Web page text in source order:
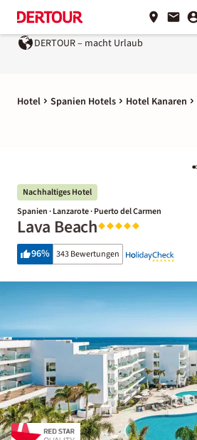
DERTOUR – macht Urlaub
Hotel Spanien Hotels Hotel Kanaren
Nachhaltiges Hotel
Spanien · Lanzarote · Puerto del Carmen
Lava Beach
96% 343 Bewertungen